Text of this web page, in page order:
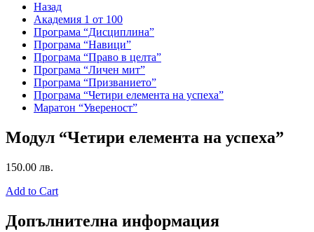
Назад
Академия 1 от 100
Програма “Дисциплина”
Програма “Навици”
Програма “Право в целта”
Програма “Личен мит”
Програма “Призванието”
Програма “Четири елемента на успеха”
Маратон “Увереност”
Модул “Четири елемента на успеха”
150.00 лв.
Add to Cart
Допълнителна информация